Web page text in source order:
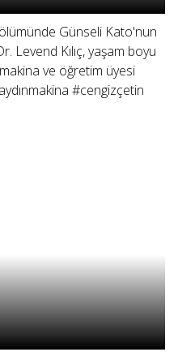
Günseli Kato'nun
Levend Kılıç, yaşam boyu
ve öğretim üyesi
#cengizçetin